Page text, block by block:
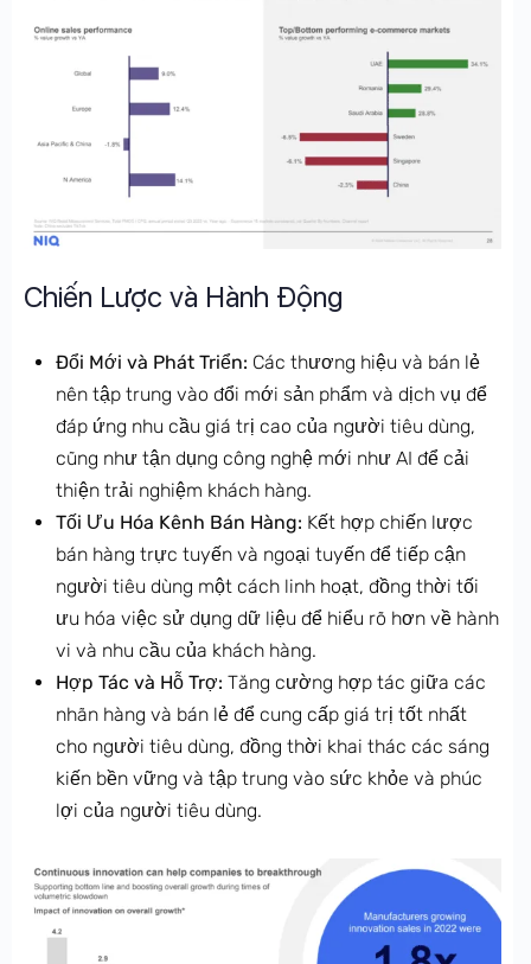
Chiến Lược và Hành Động
Đổi Mới và Phát Triển: Các thương hiệu và bán lẻ
nên tập trung vào đổi mới sản phẩm và dịch vụ để
đáp ứng nhu cầu giá trị cao của người tiêu dùng,
cũng như tận dụng công nghệ mới như AI để cải
thiện trải nghiệm khách hàng.
Tối Ưu Hóa Kênh Bán Hàng: Kết hợp chiến lược
bán hàng trực tuyến và ngoại tuyến để tiếp cận
người tiêu dùng một cách linh hoạt, đồng thời tối
ưu hóa việc sử dụng dữ liệu để hiểu rõ hơn về hành
vi và nhu cầu của khách hàng.
Hợp Tác và Hỗ Trợ: Tăng cường hợp tác giữa các
nhãn hàng và bán lẻ để cung cấp giá trị tốt nhất
cho người tiêu dùng, đồng thời khai thác các sáng
kiến bền vững và tập trung vào sức khỏe và phúc
lợi của người tiêu dùng.